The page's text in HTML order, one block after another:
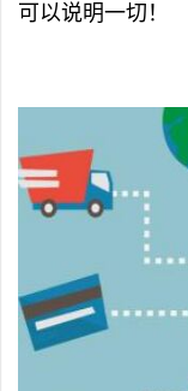
可以说明一切！